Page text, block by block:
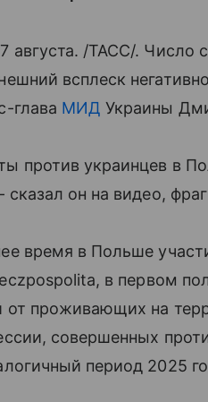
/ТАСС/. Число
всплеск
глава МИД Украины
против украинцев в
сказал он на видео,
время в Польше
в первом
от проживающих на
совершенных
период 2025